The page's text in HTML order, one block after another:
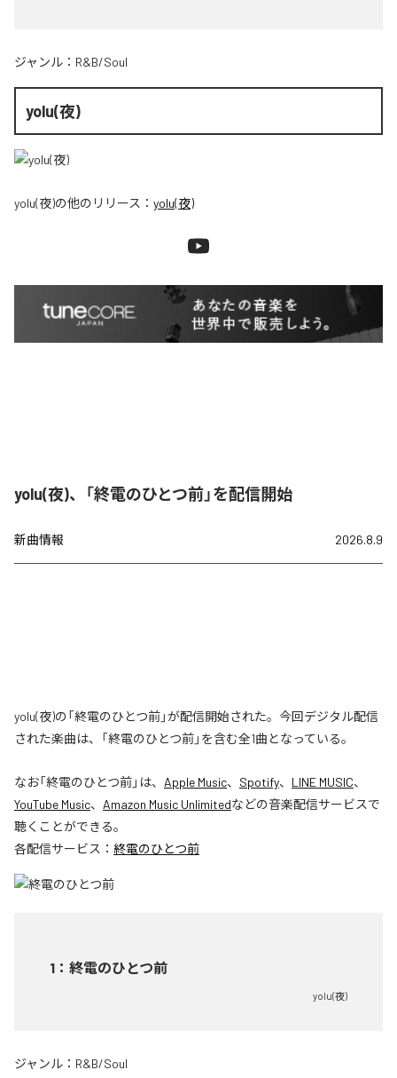
ジャンル： R&B/Soul
yolu(夜)
yolu(夜)の他のリリース： yolu(夜)
yolu(夜)、「終電のひとつ前」を配信開始
新曲情報 2026.8.9
yolu(夜)の「終電のひとつ前」が配信開始された。今回デジタル配信
された楽曲は、「終電のひとつ前」を含む全1曲となっている。
なお「終電のひとつ前」は、 Apple Music、 Spotify、 LINE MUSIC、
YouTube Music、 Amazon Music Unlimitedなどの音楽配信サービスで
聴くことができる。
各配信サービス： 終電のひとつ前
1 ： 終電のひとつ前
yolu(夜)
ジャンル： R&B/Soul